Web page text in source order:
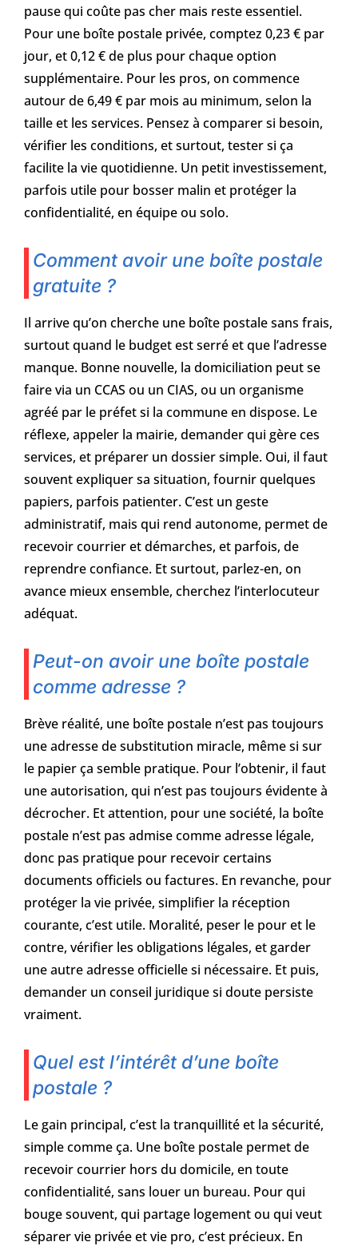
pause qui coûte pas cher mais reste essentiel.
Pour une boîte postale privée, comptez 0,23 € par
jour, et 0,12 € de plus pour chaque option
supplémentaire. Pour les pros, on commence
autour de 6,49 € par mois au minimum, selon la
taille et les services. Pensez à comparer si besoin,
vérifier les conditions, et surtout, tester si ça
facilite la vie quotidienne. Un petit investissement,
parfois utile pour bosser malin et protéger la
confidentialité, en équipe ou solo.
Comment avoir une boîte postale
gratuite ?
Il arrive qu’on cherche une boîte postale sans frais,
surtout quand le budget est serré et que l’adresse
manque. Bonne nouvelle, la domiciliation peut se
faire via un CCAS ou un CIAS, ou un organisme
agréé par le préfet si la commune en dispose. Le
réflexe, appeler la mairie, demander qui gère ces
services, et préparer un dossier simple. Oui, il faut
souvent expliquer sa situation, fournir quelques
papiers, parfois patienter. C’est un geste
administratif, mais qui rend autonome, permet de
recevoir courrier et démarches, et parfois, de
reprendre confiance. Et surtout, parlez-en, on
avance mieux ensemble, cherchez l’interlocuteur
adéquat.
Peut-on avoir une boîte postale
comme adresse ?
Brève réalité, une boîte postale n’est pas toujours
une adresse de substitution miracle, même si sur
le papier ça semble pratique. Pour l’obtenir, il faut
une autorisation, qui n’est pas toujours évidente à
décrocher. Et attention, pour une société, la boîte
postale n’est pas admise comme adresse légale,
donc pas pratique pour recevoir certains
documents officiels ou factures. En revanche, pour
protéger la vie privée, simplifier la réception
courante, c’est utile. Moralité, peser le pour et le
contre, vérifier les obligations légales, et garder
une autre adresse officielle si nécessaire. Et puis,
demander un conseil juridique si doute persiste
vraiment.
Quel est l’intérêt d’une boîte
postale ?
Le gain principal, c’est la tranquillité et la sécurité,
simple comme ça. Une boîte postale permet de
recevoir courrier hors du domicile, en toute
confidentialité, sans louer un bureau. Pour qui
bouge souvent, qui partage logement ou qui veut
séparer vie privée et vie pro, c’est précieux. En